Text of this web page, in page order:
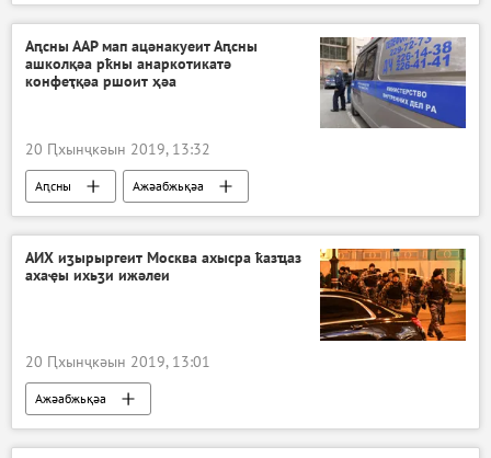
Аԥсны ААР мап ацәнакуеит Аԥсны
ашколқәа рҟны анаркотикатә
конфеҭқәа ршоит ҳәа
20 Ԥхынҷкәын 2019, 13:32
Аԥсны Ажәабжьқәа
АИХ иӡырыргеит Москва ахысра ҟазҵаз
ахаҿы ихьӡи ижәлеи
20 Ԥхынҷкәын 2019, 13:01
Ажәабжьқәа